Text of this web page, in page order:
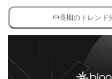
中長期のトレンド